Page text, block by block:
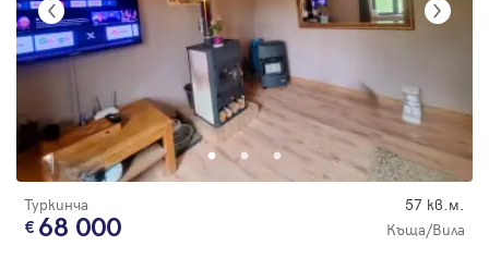
Туркинча 57 кв.м.
68 000 Къща/Вила